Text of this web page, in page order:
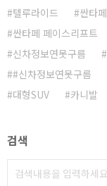
텔루라이드
싼타페
싼타페 페이스리프트
신차정보연못구름
#신차정보연못구름
대형SUV
카니발
검색